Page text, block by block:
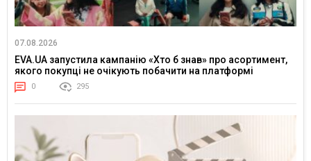
07.08.2026
EVA.UA запустила кампанію «Хто б знав» про асортимент,
якого покупці не очікують побачити на платформі
0 295